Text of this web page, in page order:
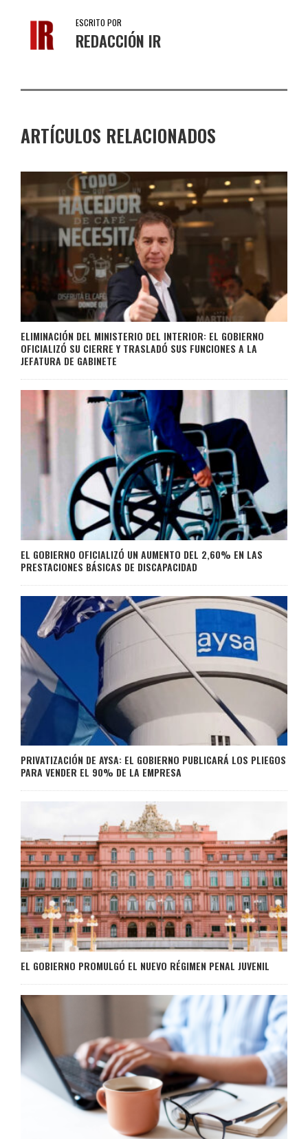
ESCRITO POR
REDACCIÓN IR
ARTÍCULOS RELACIONADOS
ELIMINACIÓN DEL MINISTERIO DEL INTERIOR: EL GOBIERNO
OFICIALIZÓ SU CIERRE Y TRASLADÓ SUS FUNCIONES A LA
JEFATURA DE GABINETE
EL GOBIERNO OFICIALIZÓ UN AUMENTO DEL 2,60% EN LAS
PRESTACIONES BÁSICAS DE DISCAPACIDAD
PRIVATIZACIÓN DE AYSA: EL GOBIERNO PUBLICARÁ LOS PLIEGOS
PARA VENDER EL 90% DE LA EMPRESA
EL GOBIERNO PROMULGÓ EL NUEVO RÉGIMEN PENAL JUVENIL